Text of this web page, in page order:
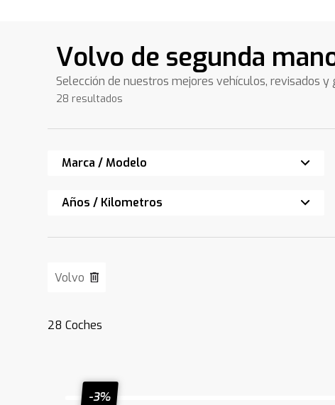
Volvo de segunda
Selección de nuestros mejores vehículos, revisados y
28 resultados
Marca / Modelo
Años / Kilometros
Volvo
28 Coches
-3%